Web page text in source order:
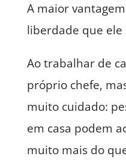
A maior
liberdade que ele
Ao trabalhar de
próprio chefe,
muito cuidado:
em casa podem
muito mais do